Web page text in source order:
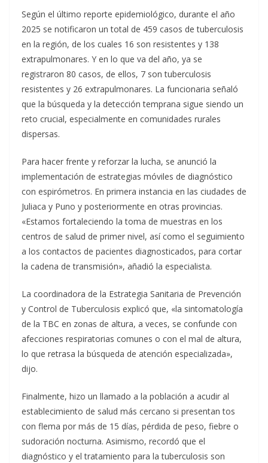
Según el último reporte epidemiológico, durante el año
2025 se notificaron un total de 459 casos de tuberculosis
en la región, de los cuales 16 son resistentes y 138
extrapulmonares. Y en lo que va del año, ya se
registraron 80 casos, de ellos, 7 son tuberculosis
resistentes y 26 extrapulmonares. La funcionaria señaló
que la búsqueda y la detección temprana sigue siendo un
reto crucial, especialmente en comunidades rurales
dispersas.
Para hacer frente y reforzar la lucha, se anunció la
implementación de estrategias móviles de diagnóstico
con espirómetros. En primera instancia en las ciudades de
Juliaca y Puno y posteriormente en otras provincias.
«Estamos fortaleciendo la toma de muestras en los
centros de salud de primer nivel, así como el seguimiento
a los contactos de pacientes diagnosticados, para cortar
la cadena de transmisión», añadió la especialista.
La coordinadora de la Estrategia Sanitaria de Prevención
y Control de Tuberculosis explicó que, «la sintomatología
de la TBC en zonas de altura, a veces, se confunde con
afecciones respiratorias comunes o con el mal de altura,
lo que retrasa la búsqueda de atención especializada»,
dijo.
Finalmente, hizo un llamado a la población a acudir al
establecimiento de salud más cercano si presentan tos
con flema por más de 15 días, pérdida de peso, fiebre o
sudoración nocturna. Asimismo, recordó que el
diagnóstico y el tratamiento para la tuberculosis son